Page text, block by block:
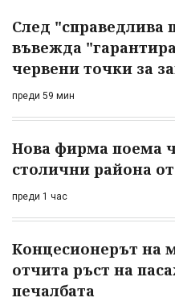
След "справедлива
въвежда
червени точки за
преди 59 мин
Нова фирма поема
столични района от
преди 1 час
Концесионерът на
отчита ръст на
печалбата